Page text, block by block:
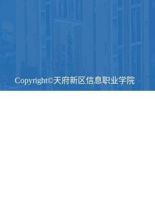
Copyright©天府新区信息职业学院